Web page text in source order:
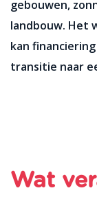
gebouwen,
landbouw. Het
kan
transitie naar
Wat